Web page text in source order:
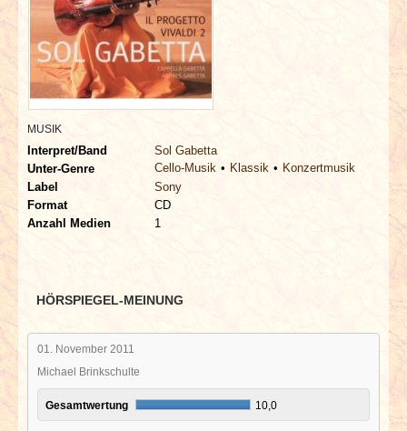
INTERVIEWS
SPECIALS
REDAKTION
LINKS
ARCHIV
MUSIK
Interpret/Band
Sol Gabetta
Unter-Genre
Cello-Musik Klassik
Konzertmusik
Label
Sony
Format
CD
Anzahl Medien
1
HÖRSPIEGEL-MEINUNG
01. November 2011
Michael Brinkschulte
Gesamtwertung 10,0